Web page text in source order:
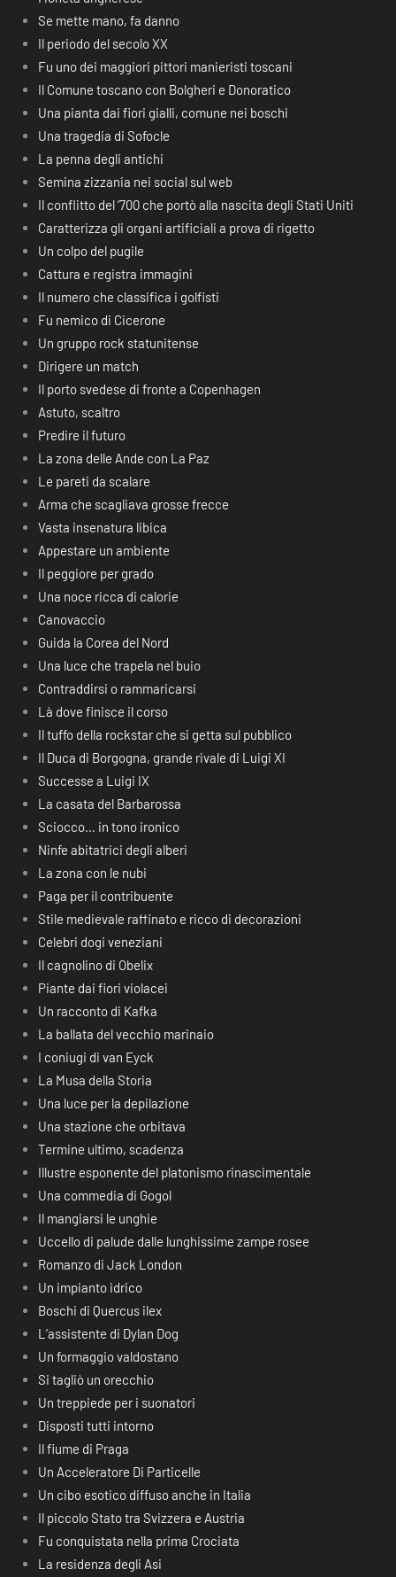
Se mette mano, fa danno
Il periodo del secolo XX
Fu uno dei maggiori pittori manieristi toscani
Il Comune toscano con Bolgheri e Donoratico
Una pianta dai fiori gialli, comune nei boschi
Una tragedia di Sofocle
La penna degli antichi
Semina zizzania nei social sul web
Il conflitto del ‘700 che portò alla nascita degli Stati Uniti
Caratterizza gli organi artificiali a prova di rigetto
Un colpo del pugile
Cattura e registra immagini
Il numero che classifica i golfisti
Fu nemico di Cicerone
Un gruppo rock statunitense
Dirigere un match
Il porto svedese di fronte a Copenhagen
Astuto, scaltro
Predire il futuro
La zona delle Ande con La Paz
Le pareti da scalare
Arma che scagliava grosse frecce
Vasta insenatura libica
Appestare un ambiente
Il peggiore per grado
Una noce ricca di calorie
Canovaccio
Guida la Corea del Nord
Una luce che trapela nel buio
Contraddirsi o rammaricarsi
Là dove finisce il corso
Il tuffo della rockstar che si getta sul pubblico
Il Duca di Borgogna, grande rivale di Luigi XI
Successe a Luigi IX
La casata del Barbarossa
Sciocco… in tono ironico
Ninfe abitatrici degli alberi
La zona con le nubi
Paga per il contribuente
Stile medievale raffinato e ricco di decorazioni
Celebri dogi veneziani
Il cagnolino di Obelix
Piante dai fiori violacei
Un racconto di Kafka
La ballata del vecchio marinaio
I coniugi di van Eyck
La Musa della Storia
Una luce per la depilazione
Una stazione che orbitava
Termine ultimo, scadenza
Illustre esponente del platonismo rinascimentale
Una commedia di Gogol
Il mangiarsi le unghie
Uccello di palude dalle lunghissime zampe rosee
Romanzo di Jack London
Un impianto idrico
Boschi di Quercus ilex
L’assistente di Dylan Dog
Un formaggio valdostano
Si tagliò un orecchio
Un treppiede per i suonatori
Disposti tutti intorno
Il fiume di Praga
Un Acceleratore Di Particelle
Un cibo esotico diffuso anche in Italia
Il piccolo Stato tra Svizzera e Austria
Fu conquistata nella prima Crociata
La residenza degli Asi